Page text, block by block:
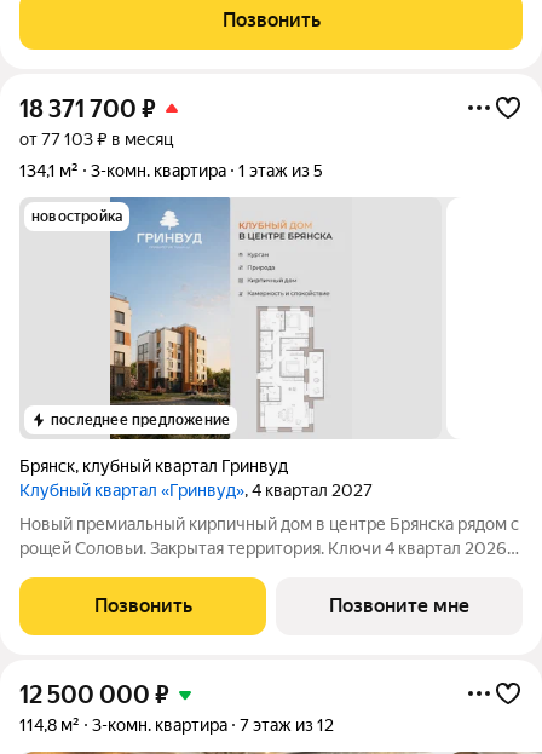
востребованных районов города? Эта квартира идеальный
выбор для тех, кто ценит комфорт,
Позвонить
18 371 700 ₽
от 77 103 ₽ в месяц
134,1 м²
3-комн. квартира 1 этаж из 5
новостройка
последнее предложение
Брянск, клубный квартал Гринвуд
Клубный квартал «Гринвуд», 4 квартал 2027
Новый премиальный кирпичный дом в центре Брянска рядом с
рощей Соловьи. Закрытая территория. Ключи 4 квapтал 2026
Сопровождаем сделку
Позвонить Позвоните мне
12 500 000 ₽
114,8 м² 3-комн. квартира 7 этаж из 12